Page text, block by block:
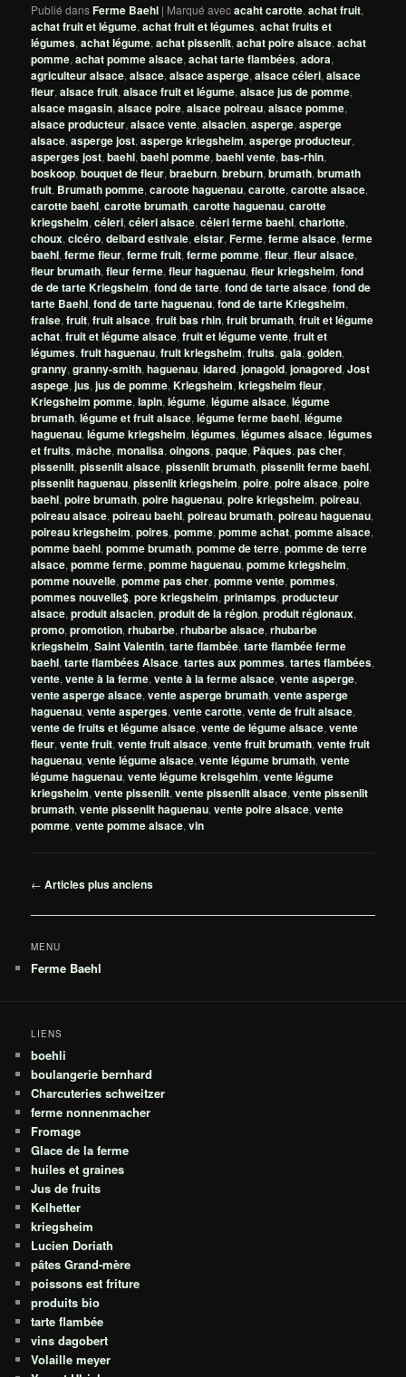
Publié dansFerme Baehl | Marqué avecacaht carotte,achat fruit,
achat fruit et légume,achat fruit et légumes,achat fruits et
légumes,achat légume,achat pissenlit,achat poire alsace,achat
pomme,achat pomme alsace,achat tarte flambées,adora,
agriculteur alsace,alsace,alsace asperge,alsace céleri,alsace
fleur,alsace fruit,alsace fruit et légume,alsace jus de pomme,
alsace magasin,alsace poire,alsace poireau,alsace pomme,
alsace producteur,alsace vente,alsacien,asperge,asperge
alsace,asperge jost,asperge kriegsheim,asperge producteur,
asperges jost,baehl,baehl pomme,baehl vente,bas-rhin,
boskoop,bouquet de fleur,braeburn,breburn,brumath,brumath
fruit, Brumath pomme,caroote haguenau,carotte,carotte alsace,
carotte baehl,carotte brumath,carotte haguenau,carotte
kriegsheim,céleri,céleri alsace,céleri ferme baehl,charlotte,
choux,cicéro,delbard estivale,elstar,Ferme,ferme alsace,ferme
baehl,ferme fleur,ferme fruit,ferme pomme,fleur,fleur alsace,
fleur brumath,fleur ferme,fleur haguenau,fleur kriegsheim,fond
de de tarte Kriegsheim,fond de tarte,fond de tarte alsace,fond de
tarte Baehl,fond de tarte haguenau,fond de tarte Kriegsheim,
fraise,fruit,fruit alsace,fruit bas rhin,fruit brumath,fruit et légume
achat,fruit et légume alsace,fruit et légume vente,fruit et
légumes,fruit haguenau,fruit kriegsheim,fruits,gala,golden,
granny,granny-smith,haguenau,idared,jonagold,jonagored,Jost
aspege,jus,jus de pomme,Kriegsheim,kriegsheim fleur,
Kriegsheim pomme,lapin,légume,légume alsace,légume
brumath,légume et fruit alsace,légume ferme baehl,légume
haguenau,légume kriegsheim,légumes,légumes alsace,légumes
et fruits,mâche,monalisa,oingons,paque, Pâques,pas cher,
pissenlit,pissenlit alsace,pissenlit brumath,pissenlit ferme baehl,
pissenlit haguenau,pissenlit kriegsheim,poire,poire alsace,poire
baehl,poire brumath,poire haguenau,poire kriegsheim,poireau,
poireau alsace,poireau baehl,poireau brumath,poireau haguenau,
poireau kriegsheim,poires,pomme,pomme achat,pomme alsace,
pomme baehl,pomme brumath,pomme de terre,pomme de terre
alsace,pomme ferme,pomme haguenau,pomme kriegsheim,
pomme nouvelle,pomme pas cher,pomme vente,pommes,
pommes nouvelle$,pore kriegsheim,printamps,producteur
alsace,produit alsacien,produit de la région,produit régionaux,
promo,promotion,rhubarbe,rhubarbe alsace,rhubarbe
kriegsheim,Saint Valentin,tarte flambée,tarte flambée ferme
baehl,tarte flambées Alsace,tartes aux pommes,tartes flambées,
vente,vente à la ferme,vente à la ferme alsace,vente asperge,
vente asperge alsace,vente asperge brumath,vente asperge
haguenau,vente asperges,vente carotte,vente de fruit alsace,
vente de fruits et légume alsace,vente de légume alsace,vente
fleur,vente fruit,vente fruit alsace,vente fruit brumath,vente fruit
haguenau,vente légume alsace,vente légume brumath,vente
légume haguenau,vente légume kreisgehim,vente légume
kriegsheim,vente pissenlit,vente pissenlit alsace,vente pissenlit
brumath,vente pissenlit haguenau,vente poire alsace,vente
pomme,vente pomme alsace,vin
Navigation
articles
← Articles plus anciens
MENU
Ferme Baehl
LIENS
boehli
boulangerie bernhard
Charcuteries schweitzer
ferme nonnenmacher
Fromage
Glace de la ferme
huiles et graines
Jus de fruits
Kelhetter
kriegsheim
Lucien Doriath
pâtes Grand-mère
poissons est friture
produits bio
tarte flambée
vins dagobert
Volaille meyer